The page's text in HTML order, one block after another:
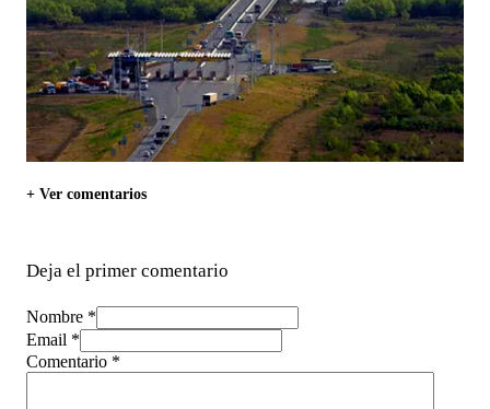
+ Ver comentarios
Deja el primer comentario
Nombre *
Email *
Comentario *